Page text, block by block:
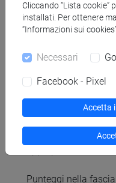
Punteggi nella
presenza di:
comprensione
programma;
dati, formulando
relazione all'utilizzo
Punteggi nella
Cliccando “Lista
installati. Per ottenere
“Informazioni sui
Necessari
Facebook - Pixel
Accetta